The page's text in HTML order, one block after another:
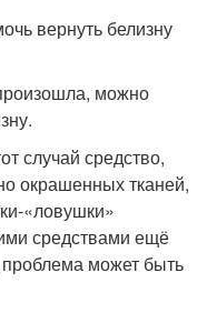
вернуть белизну
можно
случай средство,
окрашенных тканей,
«ловушки»
средствами ещё
проблема может быть